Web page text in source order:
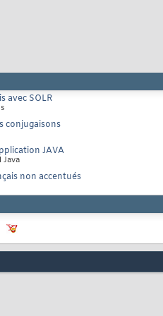
avec SOLR
conjugaisons
JAVA
Java
non accentués